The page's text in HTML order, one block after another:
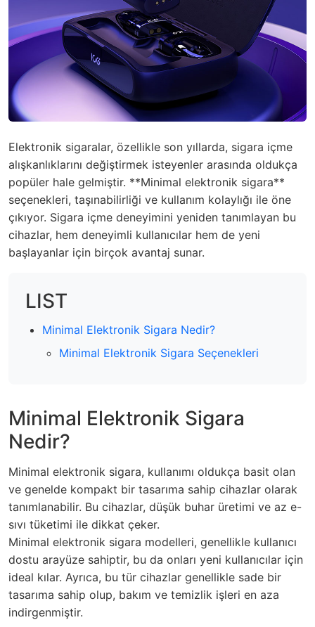
Elektronik sigaralar, özellikle son yıllarda, sigara içme
alışkanlıklarını değiştirmek isteyenler arasında oldukça
popüler hale gelmiştir. **Minimal elektronik sigara**
seçenekleri, taşınabilirliği ve kullanım kolaylığı ile öne
çıkıyor. Sigara içme deneyimini yeniden tanımlayan bu
cihazlar, hem deneyimli kullanıcılar hem de yeni
başlayanlar için birçok avantaj sunar.
LIST
Minimal Elektronik Sigara Nedir?
Minimal Elektronik Sigara Seçenekleri
Minimal Elektronik Sigara
Nedir?
Minimal elektronik sigara, kullanımı oldukça basit olan
ve genelde kompakt bir tasarıma sahip cihazlar olarak
tanımlanabilir. Bu cihazlar, düşük buhar üretimi ve az e-
sıvı tüketimi ile dikkat çeker.
Minimal elektronik sigara modelleri, genellikle kullanıcı
dostu arayüze sahiptir, bu da onları yeni kullanıcılar için
ideal kılar. Ayrıca, bu tür cihazlar genellikle sade bir
tasarıma sahip olup, bakım ve temizlik işleri en aza
indirgenmiştir.